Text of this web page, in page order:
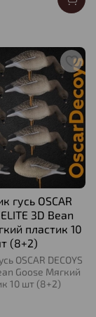
гусь OSCAR
ELITE 3D Bean
пластик 10
(8+2)
OSCAR DECOYS
Goose Мягкий
10 шт (8+2)